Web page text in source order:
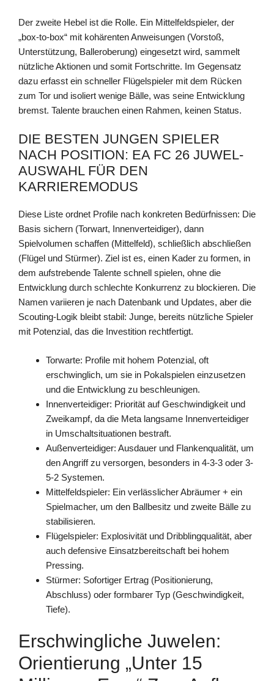
Der zweite Hebel ist die Rolle. Ein Mittelfeldspieler, der
„box-to-box“ mit kohärenten Anweisungen (Vorstoß,
Unterstützung, Balleroberung) eingesetzt wird, sammelt
nützliche Aktionen und somit Fortschritte. Im Gegensatz
dazu erfasst ein schneller Flügelspieler mit dem Rücken
zum Tor und isoliert wenige Bälle, was seine Entwicklung
bremst. Talente brauchen einen Rahmen, keinen Status.
DIE BESTEN JUNGEN SPIELER
NACH POSITION: EA FC 26 JUWEL-
AUSWAHL FÜR DEN
KARRIEREMODUS
Diese Liste ordnet Profile nach konkreten Bedürfnissen: Die
Basis sichern (Torwart, Innenverteidiger), dann
Spielvolumen schaffen (Mittelfeld), schließlich abschließen
(Flügel und Stürmer). Ziel ist es, einen Kader zu formen, in
dem aufstrebende Talente schnell spielen, ohne die
Entwicklung durch schlechte Konkurrenz zu blockieren. Die
Namen variieren je nach Datenbank und Updates, aber die
Scouting-Logik bleibt stabil: Junge, bereits nützliche Spieler
mit Potenzial, das die Investition rechtfertigt.
Torwarte: Profile mit hohem Potenzial, oft
erschwinglich, um sie in Pokalspielen einzusetzen
und die Entwicklung zu beschleunigen.
Innenverteidiger: Priorität auf Geschwindigkeit und
Zweikampf, da die Meta langsame Innenverteidiger
in Umschaltsituationen bestraft.
Außenverteidiger: Ausdauer und Flankenqualität, um
den Angriff zu versorgen, besonders in 4-3-3 oder 3-
5-2 Systemen.
Mittelfeldspieler: Ein verlässlicher Abräumer + ein
Spielmacher, um den Ballbesitz und zweite Bälle zu
stabilisieren.
Flügelspieler: Explosivität und Dribblingqualität, aber
auch defensive Einsatzbereitschaft bei hohem
Pressing.
Stürmer: Sofortiger Ertrag (Positionierung,
Abschluss) oder formbarer Typ (Geschwindigkeit,
Tiefe).
Erschwingliche Juwelen:
Orientierung „unter 15